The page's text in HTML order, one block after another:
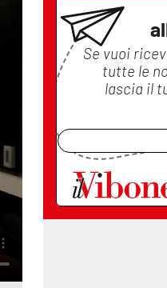
Se vuoi
tutte le
lascia il